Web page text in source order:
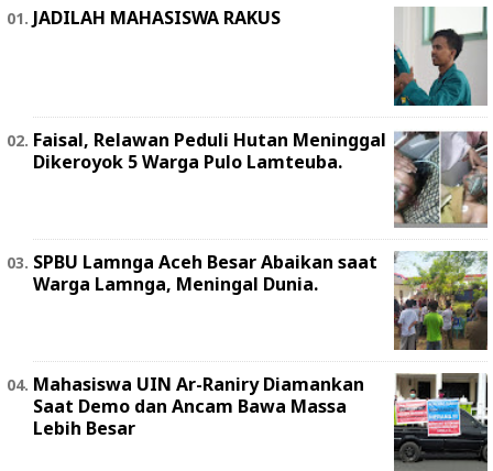
JADILAH MAHASISWA RAKUS
Faisal, Relawan Peduli Hutan Meninggal
Dikeroyok 5 Warga Pulo Lamteuba.
SPBU Lamnga Aceh Besar Abaikan saat
Warga Lamnga, Meningal Dunia.
Mahasiswa UIN Ar-Raniry Diamankan
Saat Demo dan Ancam Bawa Massa
Lebih Besar